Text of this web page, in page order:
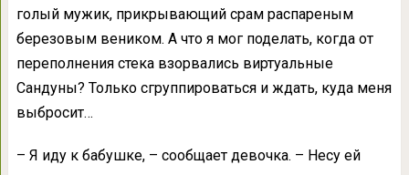
голый мужик, прикрывающий срам распареным
березовым веником. А что я мог поделать, когда от
переполнения стека взорвались виртуальные
Сандуны? Только сгруппироваться и ждать, куда меня
выбросит…
– Я иду к бабушке, – сообщает девочка. – Hесу ей